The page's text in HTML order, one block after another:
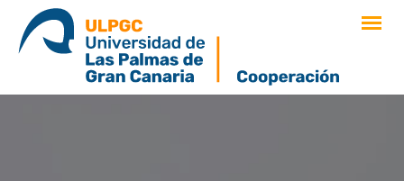
saltar
contenido